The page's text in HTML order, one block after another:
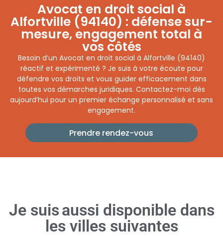
Avocat en droit social à
Alfortville (94140) : défense sur-
mesure, engagement total à
vos côtés
Besoin d’un Avocat en droit social à Alfortville (94140)
réactif et expérimenté ? Je suis à votre écoute pour
défendre vos droits et vous guider efficacement dans
toutes vos démarches juridiques. Contactez-moi dès
aujourd’hui pour un premier échange personnalisé et sans
engagement.
Prendre rendez-vous
Je suisaussi disponible dans
les villes suivantes